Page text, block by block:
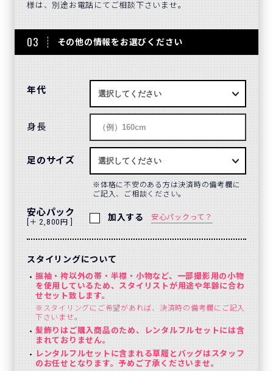
様は、別途お電話にてご相談下さいませ。
03 その他の情報をお選びください
年代
身長
足のサイズ
体格に不安のある方は決済時の備考欄に
ご記入、ご相談ください。
安心パック
[＋ 2,800円 ] 加入する 安心パックって？
スタイリングについて
振袖・袴以外の帯・半襟・小物など、一部撮影用の小物
を使用しているため、スタイリストが用途や年齢に合わ
せセット致します。
※スタイリングにご希望があれば、決済時の備考欄にご記入
下さいませ。
髪飾りはご購入商品のため、レンタルフルセットには含
まれておりません。
レンタルフルセットに含まれる草履とバッグはスタッフ
のお任せとなります。予めご了承くださいませ。